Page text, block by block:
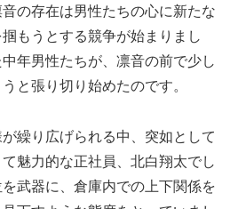
の存在は男性たちの心に新たな
もうとする競争が始まりまし
年男性たちが、凛音の前で少し
と張り切り始めたのです。
繰り広げられる中、突如として
魅力的な正社員、北白翔太でし
武器に、倉庫内での上下関係を